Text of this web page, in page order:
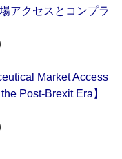
アクセスとコンプラ
Market Access
Post-Brexit Era】